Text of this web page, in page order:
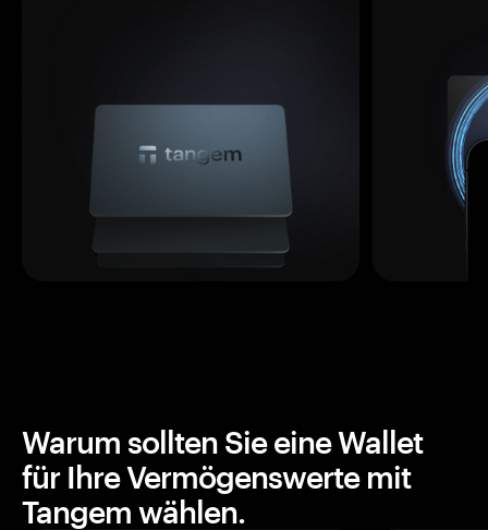
Warum sollten Sie eine Wallet
für Ihre Vermögenswerte mit
Tangem wählen.